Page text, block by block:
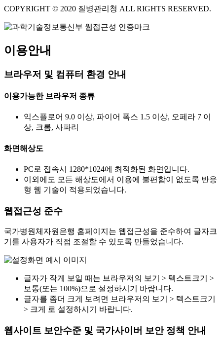
COPYRIGHT © 2020 질병관리청 ALL RIGHTS RESERVED.
이용안내
브라우저 및 컴퓨터 환경 안내
이용가능한 브라우저 종류
익스플로어 9.0 이상, 파이어 폭스 1.5 이상, 오페라 7 이
상, 크롬, 사파리
화면해상도
PC로 접속시 1280*1024에 최적화된 화면입니다.
이외에도 모든 해상도에서 이용에 불편함이 없도록 반응
형 웹 기술이 적용되었습니다.
웹접근성 준수
국가병원체자원은행 홈페이지는 웹접근성을 준수하여 글자크
기를 사용자가 직접 조절할 수 있도록 만들었습니다.
글자가 작게 보일 때는 브라우저의 보기 > 텍스트크기 >
보통(또는 100%)으로 설정하시기 바랍니다.
글자를 좀더 크게 보려면 브라우저의 보기 > 텍스트크기
> 크게 로 설정하시기 바랍니다.
웹사이트 보안수준 및 국가사이버 보안 정책 안내